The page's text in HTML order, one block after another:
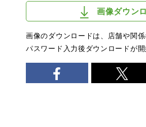
画像ダウン
画像のダウンロードは、店舗や関係
パスワード入力後ダウンロードが開